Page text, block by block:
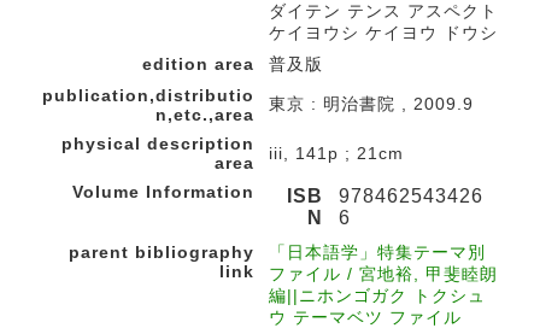
ダイテン テンス アスペクト
ケイヨウシ ケイヨウ ドウシ
edition area
普及版
publication,distributio
n,etc.,area
東京 : 明治書院 , 2009.9
physical description
area
iii, 141p ; 21cm
Volume Information
ISB
N
978462543426
6
parent bibliography
link
「日本語学」特集テーマ別
ファイル / 宮地裕, 甲斐睦朗
編||ニホンゴガク トクシュ
ウ テーマベツ ファイル